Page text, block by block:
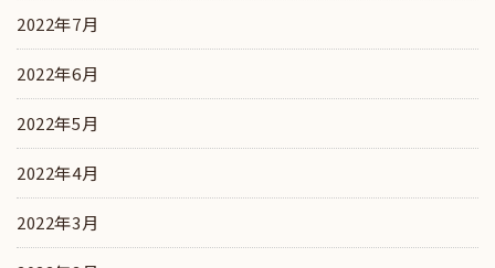
2022年7月
2022年6月
2022年5月
2022年4月
2022年3月